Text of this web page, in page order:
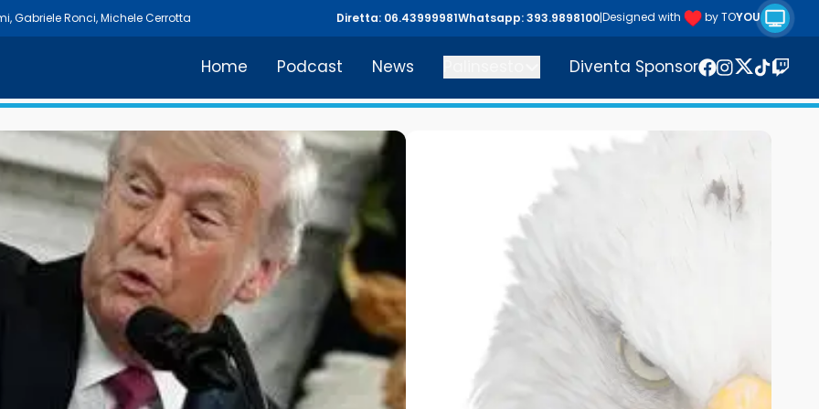
,Gabriele Ronci,Michele Cerrotta Diretta: 06.43999981Whatsapp: 393.9898100|Designed with by TOYOU
Home Podcast News
Diventa Sponsor
Twitter